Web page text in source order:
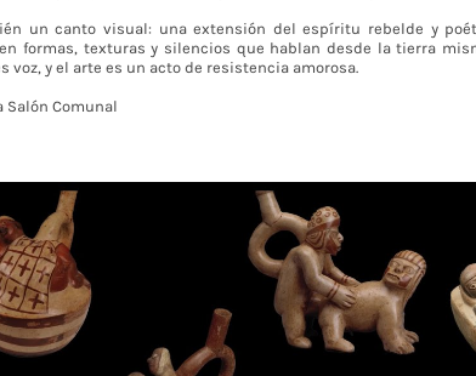
un canto visual: una extensión del espíritu rebelde y
formas, texturas y silencios que hablan desde la tierra
voz, y el arte es un acto de resistencia amorosa.
Salón Comunal